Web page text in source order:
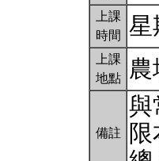
上課
時間
星
上課
地點
農
備註
與